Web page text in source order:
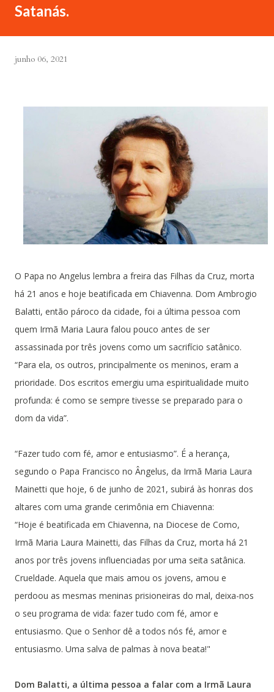
Satanás.
junho 06, 2021
O Papa no Angelus lembra a freira das Filhas da Cruz, morta
há 21 anos e hoje beatificada em Chiavenna. Dom Ambrogio
Balatti, então pároco da cidade, foi a última pessoa com
quem Irmã Maria Laura falou pouco antes de ser
assassinada por três jovens como um sacrifício satânico.
“Para ela, os outros, principalmente os meninos, eram a
prioridade. Dos escritos emergiu uma espiritualidade muito
profunda: é como se sempre tivesse se preparado para o
dom da vida”.
“Fazer tudo com fé, amor e entusiasmo”. É a herança,
segundo o Papa Francisco no Ângelus, da Irmã Maria Laura
Mainetti que hoje, 6 de junho de 2021, subirá às honras dos
altares com uma grande cerimônia em Chiavenna:
“Hoje é beatificada em Chiavenna, na Diocese de Como,
Irmã Maria Laura Mainetti, das Filhas da Cruz, morta há 21
anos por três jovens influenciadas por uma seita satânica.
Crueldade. Aquela que mais amou os jovens, amou e
perdoou as mesmas meninas prisioneiras do mal, deixa-nos
o seu programa de vida: fazer tudo com fé, amor e
entusiasmo. Que o Senhor dê a todos nós fé, amor e
entusiasmo. Uma salva de palmas à nova beata!"
Dom Balatti, a última pessoa a falar com a Irmã Laura